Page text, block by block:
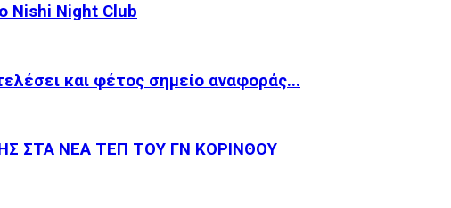
Nishi Night Club
και φέτος σημείο αναφοράς...
ΣΤΑ ΝΕΑ ΤΕΠ ΤΟΥ ΓΝ ΚΟΡΙΝΘΟΥ